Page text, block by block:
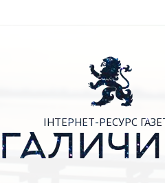

ІНТЕРНЕТ-РЕСУРС